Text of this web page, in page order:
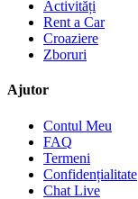
Activități
Rent a Car
Croaziere
Zboruri
Ajutor
Contul Meu
FAQ
Termeni
Confidențialitate
Chat Live